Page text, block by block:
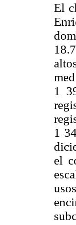
El
1
1
el